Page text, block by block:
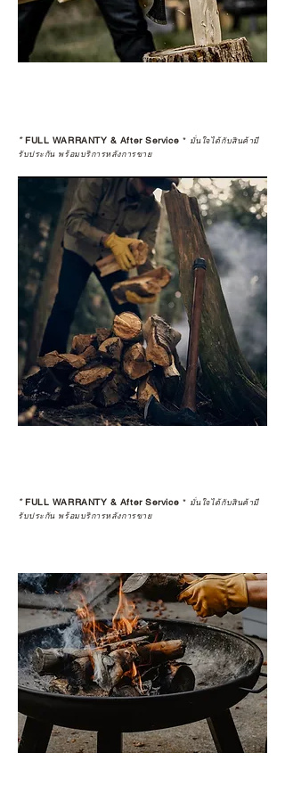
*FULL WARRANTY & After Service * มั่นใจได้กับสินค้ามี
รับประกัน พร้อมบริการหลังการขาย
*FULL WARRANTY & After Service * มั่นใจได้กับสินค้ามี
รับประกัน พร้อมบริการหลังการขาย